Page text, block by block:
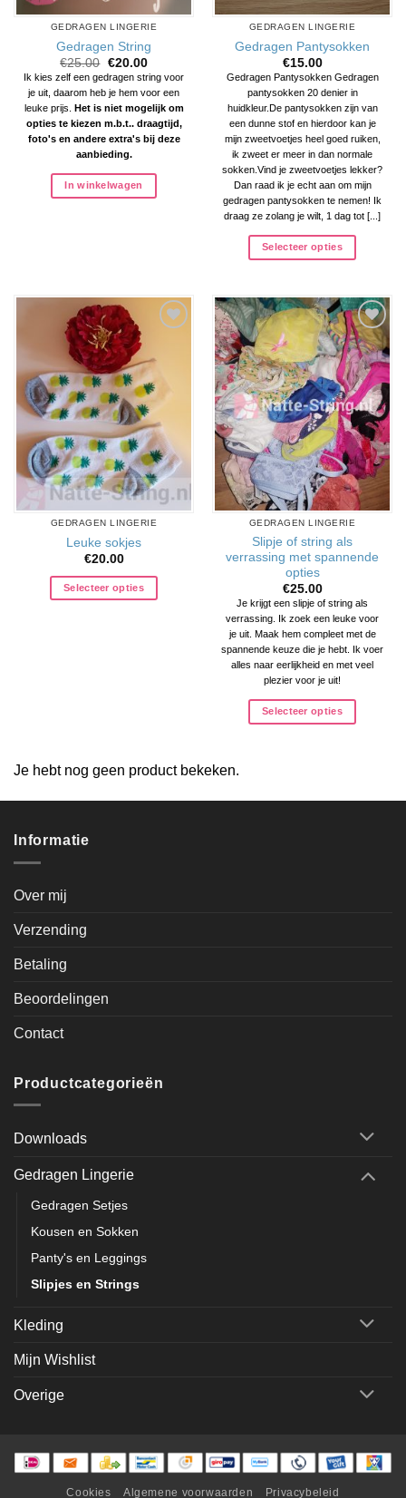
GEDRAGEN LINGERIE
Gedragen String
€25.00 Oorspronkelijke
prijs
was:
€25.00.
€20.00Huidige
prijs
is:
€20.00.
Ik kies zelf een gedragen string voor
je uit, daarom heb je hem voor een
leuke prijs. Het is niet mogelijk om
opties te kiezen m.b.t.. draagtijd,
foto's en andere extra's bij deze
aanbieding.
In winkelwagen
GEDRAGEN LINGERIE
Gedragen Pantysokken
€15.00
Gedragen Pantysokken Gedragen
pantysokken 20 denier in
huidkleur.De pantysokken zijn van
een dunne stof en hierdoor kan je
mijn zweetvoetjes heel goed ruiken,
ik zweet er meer in dan normale
sokken.Vind je zweetvoetjes lekker?
Dan raad ik je echt aan om mijn
gedragen pantysokken te nemen! Ik
draag ze zolang je wilt, 1 dag tot [...]
Selecteer opties
verlanglijst
toevoegen
GEDRAGEN LINGERIE
Leuke sokjes
€20.00
Selecteer opties
Aan
verlanglijst
toevoegen
GEDRAGEN LINGERIE
Slipje of string als
verrassing met spannende
opties
€25.00
Je krijgt een slipje of string als
verrassing. Ik zoek een leuke voor
je uit. Maak hem compleet met de
spannende keuze die je hebt. Ik voer
alles naar eerlijkheid en met veel
plezier voor je uit!
Selecteer opties
Je hebt nog geen product bekeken.
Informatie
Over mij
Verzending
Betaling
Beoordelingen
Contact
Productcategorieën
Downloads
Gedragen Lingerie
Gedragen Setjes
Kousen en Sokken
Panty's en Leggings
Slipjes en Strings
Kleding
Mijn Wishlist
Overige
Cookies Algemene voorwaarden Privacybeleid